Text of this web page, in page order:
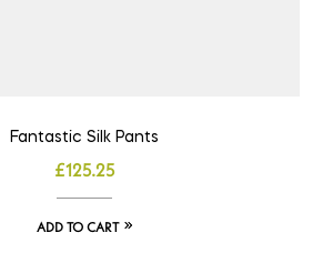
Fantastic Silk Pants
£125.25
ADD TO CART